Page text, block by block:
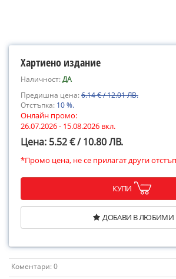
Хартиено издание
Наличност:ДА
Предишна цена:6.14 € / 12.01 ЛВ.
Отстъпка: 10 %.
Онлайн промо:
26.07.2026 - 15.08.2026 вкл.
Цена: 5.52 € / 10.80 ЛВ.
*Промо цена, не се прилагат други
КУПИ
ДОБАВИ В ЛЮБИМИ
Коментари: 0